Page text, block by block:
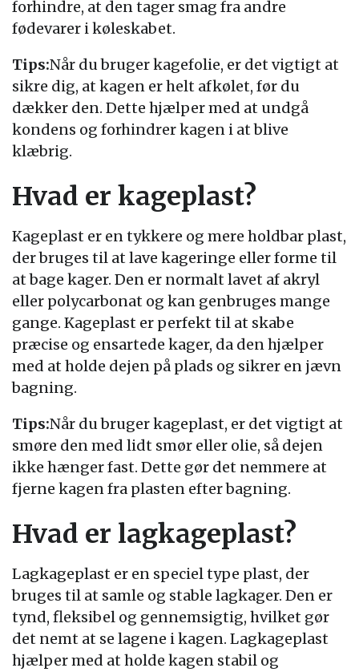
forhindre, at den tager smag fra andre
fødevarer i køleskabet.
Tips:Når du bruger kagefolie, er det vigtigt at
sikre dig, at kagen er helt afkølet, før du
dækker den. Dette hjælper med at undgå
kondens og forhindrer kagen i at blive
klæbrig.
Hvad er kageplast?
Kageplast er en tykkere og mere holdbar plast,
der bruges til at lave kageringe eller forme til
at bage kager. Den er normalt lavet af akryl
eller polycarbonat og kan genbruges mange
gange. Kageplast er perfekt til at skabe
præcise og ensartede kager, da den hjælper
med at holde dejen på plads og sikrer en jævn
bagning.
Tips:Når du bruger kageplast, er det vigtigt at
smøre den med lidt smør eller olie, så dejen
ikke hænger fast. Dette gør det nemmere at
fjerne kagen fra plasten efter bagning.
Hvad er lagkageplast?
Lagkageplast er en speciel type plast, der
bruges til at samle og stable lagkager. Den er
tynd, fleksibel og gennemsigtig, hvilket gør
det nemt at se lagene i kagen. Lagkageplast
hjælper med at holde kagen stabil og